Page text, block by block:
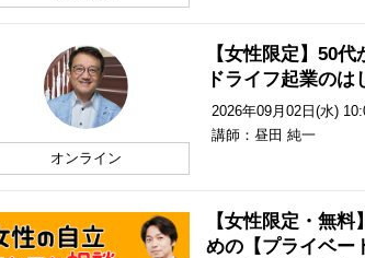
オンライン
【女性限定】50
ドライフ起業のは
2026年09月02日(水)
講師：昼田 純一
【女性限定・無
めの【プライベー